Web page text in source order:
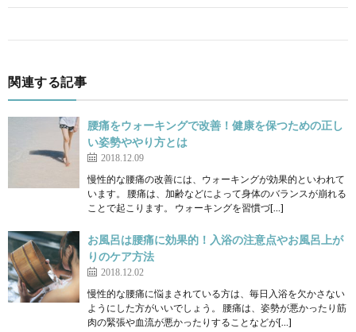
関連する記事
腰痛をウォーキングで改善！健康を保つための正し
い姿勢ややり方とは
2018.12.09
慢性的な腰痛の改善には、ウォーキングが効果的といわれて
います。 腰痛は、加齢などによって身体のバランスが崩れる
ことで起こります。 ウォーキングを習慣づ[…]
お風呂は腰痛に効果的！入浴の注意点やお風呂上が
りのケア方法
2018.12.02
慢性的な腰痛に悩まされている方は、毎日入浴を欠かさない
ようにした方がいいでしょう。 腰痛は、姿勢が悪かったり筋
肉の緊張や血流が悪かったりすることなどが[…]